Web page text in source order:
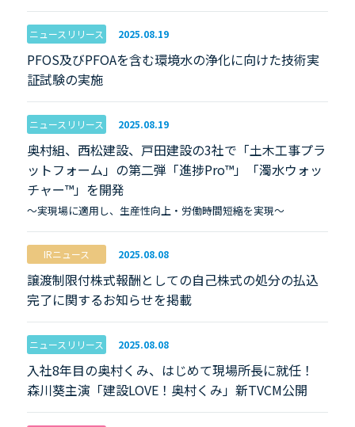
ニュースリリース 2025.08.19
PFOS及びPFOAを含む環境水の浄化に向けた技術実
証試験の実施
ニュースリリース 2025.08.19
奥村組、西松建設、戸田建設の3社で「土木工事プラ
ットフォーム」の第二弾「進捗Pro™」「濁水ウォッ
チャー™」を開発
～実現場に適用し、生産性向上・労働時間短縮を実現～
IRニュース 2025.08.08
譲渡制限付株式報酬としての自己株式の処分の払込
完了に関するお知らせを掲載
ニュースリリース 2025.08.08
入社8年目の奥村くみ、はじめて現場所長に就任！
森川葵主演「建設LOVE！奥村くみ」新TVCM公開